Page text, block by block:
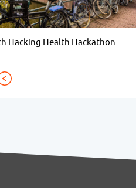
Hacking Health Hackathon